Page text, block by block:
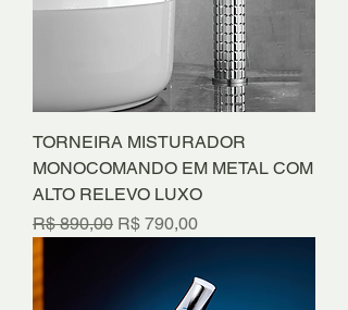
TORNEIRA MISTURADOR
MONOCOMANDO EM METAL COM
ALTO RELEVO LUXO
Preço normal
R$ 890,00 Preço promocional
R$ 790,00